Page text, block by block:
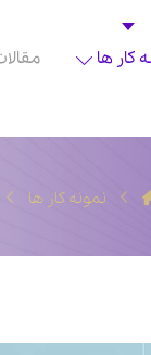
کار ها
نمونه کار ها